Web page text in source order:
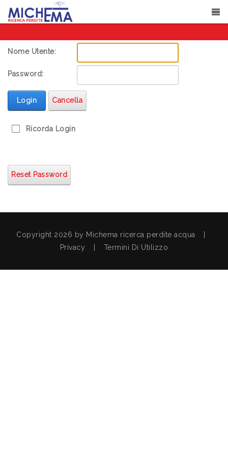
Nome Utente:
Password:
Login Cancella
Ricorda Login
Reset Password
Copyright 2026 by Michema ricerca perdite acqua
|
Privacy
| Termini Di Utilizzo